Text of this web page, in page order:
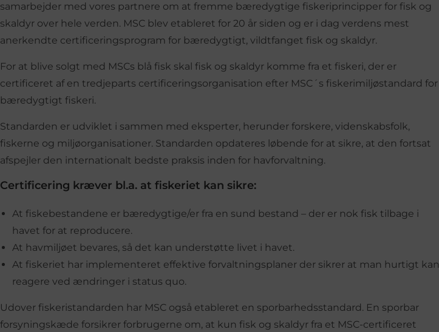
samarbejder med vores partnere om at fremme bæredygtige fiskeriprincipper for fisk og
skaldyr over hele verden. MSC blev etableret for 20 år siden og er i dag verdens mest
anerkendte certificeringsprogram for bæredygtigt, vildtfanget fisk og skaldyr.
For at blive solgt med MSCs blå fisk skal fisk og skaldyr komme fra et fiskeri, der er
certificeret af en tredjeparts certificeringsorganisation efter MSC´s fiskerimiljøstandard for
bæredygtigt fiskeri.
Standarden er udviklet i sammen med eksperter, herunder forskere, videnskabsfolk,
fiskerne og miljøorganisationer. Standarden opdateres løbende for at sikre, at den fortsat
afspejler den internationalt bedste praksis inden for havforvaltning.
Certificering kræver bl.a. at fiskeriet kan sikre:
At fiskebestandene er bæredygtige/er fra en sund bestand – der er nok fisk tilbage i
havet for at reproducere.
At havmiljøet bevares, så det kan understøtte livet i havet.
At fiskeriet har implementeret effektive forvaltningsplaner der sikrer at man hurtigt kan
reagere ved ændringer i status quo.
Udover fiskeristandarden har MSC også etableret en sporbarhedsstandard. En sporbar
forsyningskæde forsikrer forbrugerne om, at kun fisk og skaldyr fra et MSC-certificeret